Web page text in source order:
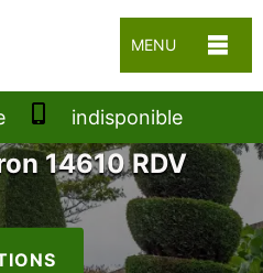
MENU
indisponible
14610 RDV